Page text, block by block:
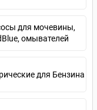
для мочевины,
омывателей
для Бензина